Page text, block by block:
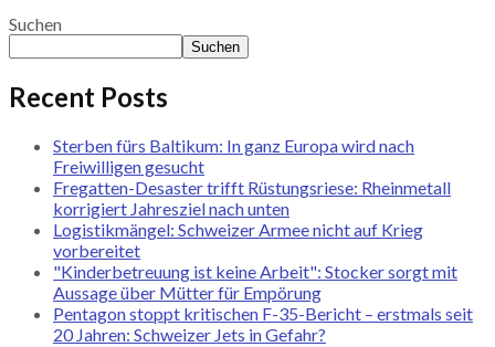
Suchen
Suchen
Recent Posts
Sterben fürs Baltikum: In ganz Europa wird nach
Freiwilligen gesucht
Fregatten-Desaster trifft Rüstungsriese: Rheinmetall
korrigiert Jahresziel nach unten
Logistikmängel: Schweizer Armee nicht auf Krieg
vorbereitet
"Kinderbetreuung ist keine Arbeit": Stocker sorgt mit
Aussage über Mütter für Empörung
Pentagon stoppt kritischen F-35-Bericht – erstmals seit
20 Jahren: Schweizer Jets in Gefahr?